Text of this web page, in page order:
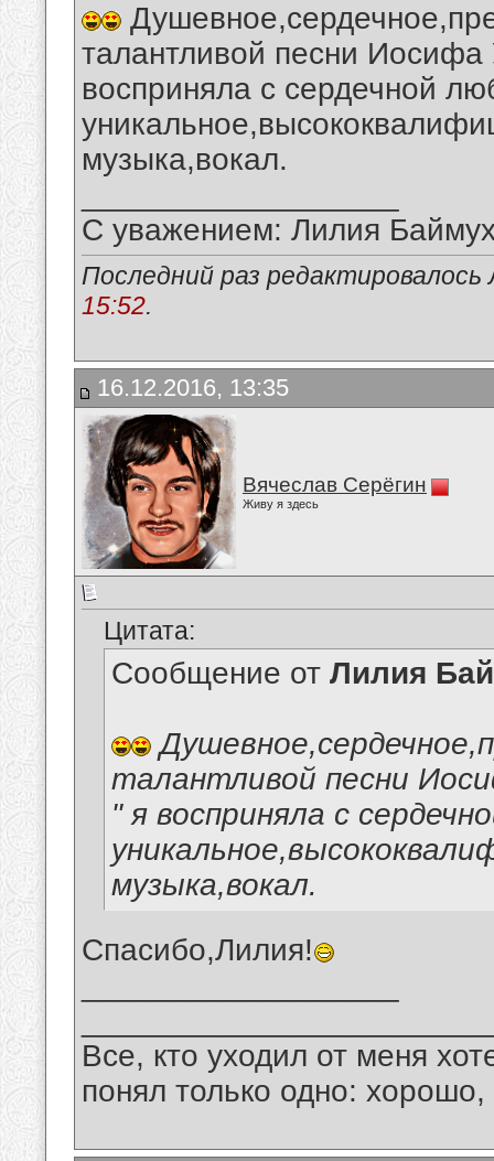
талантливой песни Иосифа
восприняла с сердечной
музыка,вокал.
С уважением: Лилия
Последний раз
15:52.
16.12.2016, 13:35
Вячеслав Серёгин
Живу я здесь
Цитата:
Сообщение от Лилия
талантливой песни
" я восприняла с
музыка,вокал.
Спасибо,Лилия!
Все, кто уходил от меня
понял только одно: